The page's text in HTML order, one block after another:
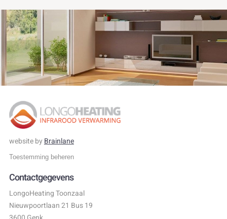
website by Brainlane
Toestemming beheren
Contactgegevens
LongoHeating Toonzaal
Nieuwpoortlaan 21 Bus 19